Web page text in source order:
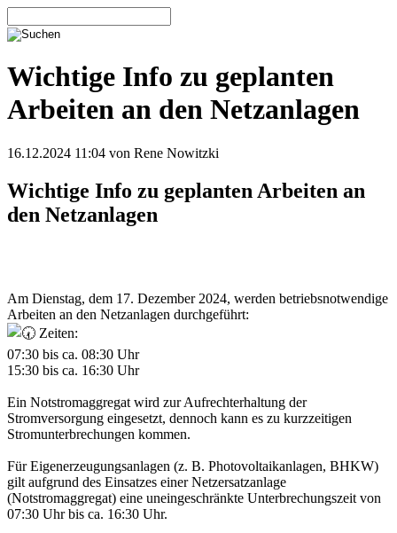
Wichtige Info zu geplanten
Arbeiten an den Netzanlagen
16.12.2024 11:04 von Rene Nowitzki
Wichtige Info zu geplanten Arbeiten an
den Netzanlagen
Am Dienstag, dem 17. Dezember 2024, werden betriebsnotwendige
Arbeiten an den Netzanlagen durchgeführt:
Zeiten:
07:30 bis ca. 08:30 Uhr
15:30 bis ca. 16:30 Uhr
Ein Notstromaggregat wird zur Aufrechterhaltung der
Stromversorgung eingesetzt, dennoch kann es zu kurzzeitigen
Stromunterbrechungen kommen.
Für Eigenerzeugungsanlagen (z. B. Photovoltaikanlagen, BHKW)
gilt aufgrund des Einsatzes einer Netzersatzanlage
(Notstromaggregat) eine uneingeschränkte Unterbrechungszeit von
07:30 Uhr bis ca. 16:30 Uhr.